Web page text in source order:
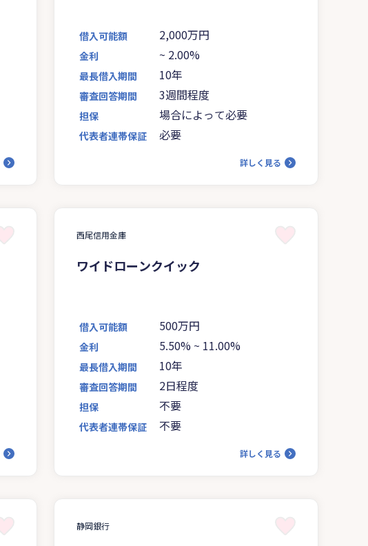
借入可能額 2,000万円
金利 ~ 2.00%
最長借入期間 10年
審査回答期間 3週間程度
担保 場合によって必要
代表者連帯保証 必要
詳しく見る
西尾信用金庫
ワイドローンクイック
借入可能額 500万円
金利 5.50% ~ 11.00%
最長借入期間 10年
審査回答期間 2日程度
担保 不要
代表者連帯保証 不要
詳しく見る
静岡銀行